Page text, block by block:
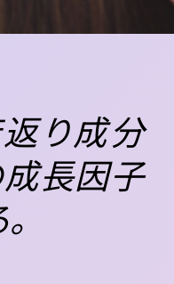
り成分
長因子